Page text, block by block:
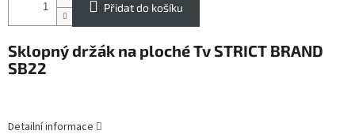
Přidat do košíku
Sklopný držák na ploché Tv STRICT BRAND
SB22
Detailní informace